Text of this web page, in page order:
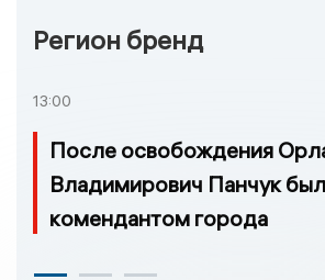
Регион бренд
13:00
После освобождения
Владимирович Панчук
комендантом города